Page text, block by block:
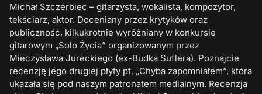
Michał Szczerbiec – gitarzysta, wokalista, kompozytor,
tekściarz, aktor. Doceniany przez krytyków oraz
publiczność, kilkukrotnie wyróżniany w konkursie
gitarowym „Solo Życia” organizowanym przez
Mieczysława Jureckiego (ex-Budka Suflera). Poznajcie
recenzję jego drugiej płyty pt. „Chyba zapomniałem”, która
ukazała się pod naszym patronatem medialnym. Recenzja